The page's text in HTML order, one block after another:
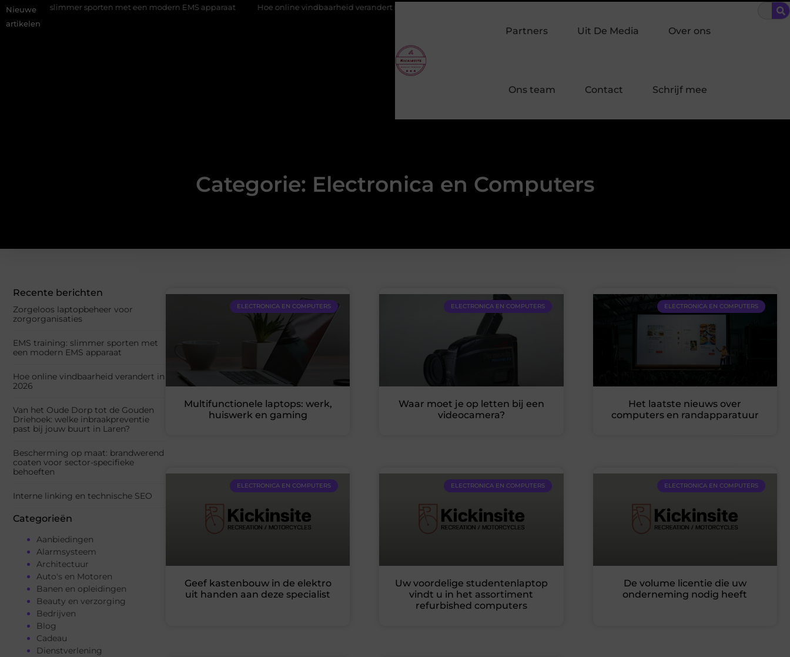
Nieuwe
artikelen
slimmer sporten met een modern EMS apparaat Hoe online vindbaarheid verandert in 2026 Van het Oude Dorp tot de Gouden Driehoek: welke inbraakpreventie past bij jouw buurt in Laren?
Partners Uit De Media Over ons
Ons team Contact Schrijf mee
Categorie: Electronica en Computers
Recente berichten
Zorgeloos laptopbeheer voor
zorgorganisaties
EMS training: slimmer sporten met
een modern EMS apparaat
Hoe online vindbaarheid verandert in
2026
Van het Oude Dorp tot de Gouden
Driehoek: welke inbraakpreventie
past bij jouw buurt in Laren?
Bescherming op maat: brandwerend
coaten voor sector-specifieke
behoeften
Interne linking en technische SEO
Categorieën
Aanbiedingen
Alarmsysteem
Architectuur
Auto's en Motoren
Banen en opleidingen
Beauty en verzorging
Bedrijven
Blog
Cadeau
Dienstverlening
ELECTRONICA EN COMPUTERS
Multifunctionele laptops: werk,
huiswerk en gaming
ELECTRONICA EN COMPUTERS
Waar moet je op letten bij een
videocamera?
ELECTRONICA EN COMPUTERS
Het laatste nieuws over
computers en randapparatuur
ELECTRONICA EN COMPUTERS
Geef kastenbouw in de elektro
uit handen aan deze specialist
ELECTRONICA EN COMPUTERS
Uw voordelige studentenlaptop
vindt u in het assortiment
refurbished computers
ELECTRONICA EN COMPUTERS
De volume licentie die uw
onderneming nodig heeft